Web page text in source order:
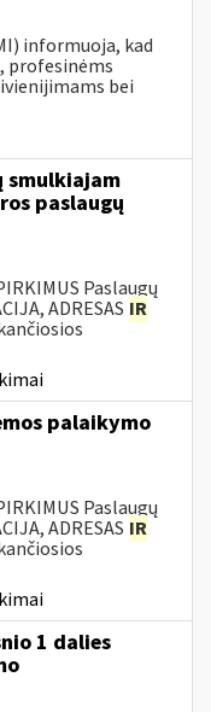
informuoja, kad
profesinėms
bei
smulkiajam
paslaugų
Paslaugų
ADRESAS IR
palaikymo
Paslaugų
ADRESAS IR
1 dalies